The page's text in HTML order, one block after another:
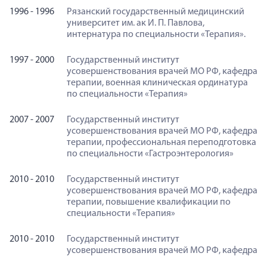
1996 - 1996
Рязанский государственный медицинский
университет им. ак И. П. Павлова,
интернатура по специальности «Терапия».
1997 - 2000
Государственный институт
усовершенствования врачей МО РФ, кафедра
терапии, военная клиническая ординатура
по специальности «Терапия»
2007 - 2007
Государственный институт
усовершенствования врачей МО РФ, кафедра
терапии, профессиональная переподготовка
по специальности «Гастроэнтерология»
2010 - 2010
Государственный институт
усовершенствования врачей МО РФ, кафедра
терапии, повышение квалификации по
специальности «Терапия»
2010 - 2010
Государственный институт
усовершенствования врачей МО РФ, кафедра